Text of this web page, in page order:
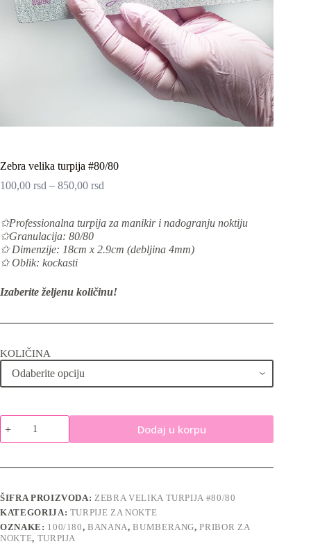
Zebra velika turpija #80/80
100,00 rsd – 850,00 rsd
✩Professionalna turpija za manikir i nadogranju noktiju
✩Granulacija: 80/80
✩ Dimenzije: 18cm x 2.9cm (debljina 4mm)
✩ Oblik: kockasti
Izaberite željenu količinu!
KOLIČINA
Zebra
velika
turpija
količina
Dodaj u korpu
ŠIFRA PROIZVODA: ZEBRA VELIKA TURPIJA #80/80
KATEGORIJA: TURPIJE ZA NOKTE
OZNAKE: 100/180,BANANA,BUMBERANG,PRIBOR ZA
NOKTE, TURPIJA